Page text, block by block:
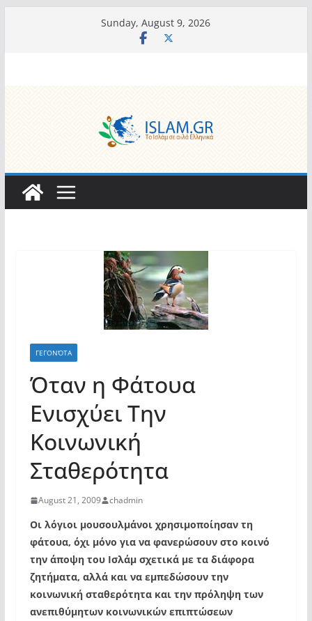
Sunday, August 9, 2026
ΓΕΓΟΝΌΤΑ
Όταν η Φάτουα
Ενισχύει Την
Κοινωνική
Σταθερότητα
August 21, 2009 chadmin
Οι λόγιοι μουσουλμάνοι χρησιμοποίησαν τη
φάτουα, όχι μόνο για να φανερώσουν στο κοινό
την άποψη του Ισλάμ σχετικά με τα διάφορα
ζητήματα, αλλά και να εμπεδώσουν την
κοινωνική σταθερότητα και την πρόληψη των
ανεπιθύμητων κοινωνικών επιπτώσεων